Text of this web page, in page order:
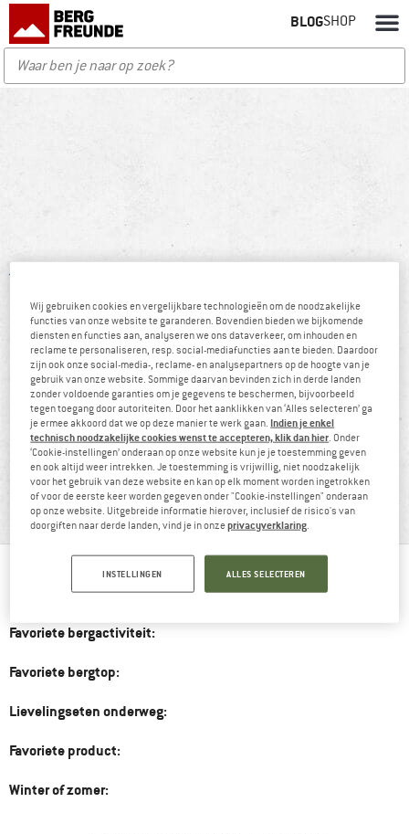
BLOGSHOP
BERGVRIEND JOHANNES
Bergvriend sinds:
Favoriete bergactiviteit:
Favoriete bergtop:
Lievelingseten onderweg:
Favoriete product:
Winter of zomer:
Wij gebruiken cookies en vergelijkbare technologieën om de noodzakelijke
functies van onze website te garanderen. Bovendien bieden we bijkomende
diensten en functies aan, analyseren we ons dataverkeer, om inhouden en
reclame te personaliseren, resp. social-mediafuncties aan te bieden. Daardoor
zijn ook onze social-media-, reclame- en analysepartners op de hoogte van je
gebruik van onze website. Sommige daarvan bevinden zich in derde landen
zonder voldoende garanties om je gegevens te beschermen, bijvoorbeeld
tegen toegang door autoriteiten. Door het aanklikken van ‘Alles selecteren’ ga
je ermee akkoord dat we op deze manier te werk gaan. Indien je enkel
technisch noodzakelijke cookies wenst te accepteren, klik dan hier . Onder
‘Cookie-instellingen’ onderaan op onze website kun je je toestemming geven
en ook altijd weer intrekken. Je toestemming is vrijwillig, niet noodzakelijk
voor het gebruik van deze website en kan op elk moment worden ingetrokken
of voor de eerste keer worden gegeven onder "Cookie-instellingen" onderaan
op onze website. Uitgebreide informatie hierover, inclusief de risico's van
doorgiften naar derde landen, vind je in onzeprivacyverklaring
INSTELLINGEN ALLES SELECTEREN